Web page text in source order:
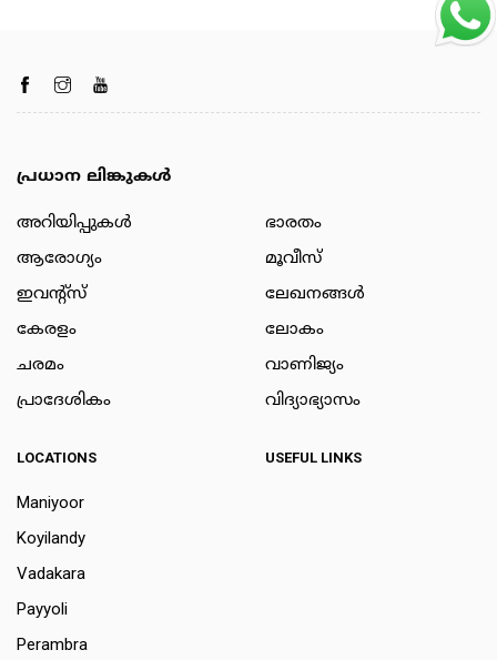
പ്രധാന ലിങ്കുകൾ
അറിയിപ്പുകള്‍
ആരോഗ്യം
ഇവന്റ്സ്
കേരളം
ചരമം
പ്രാദേശികം
ഭാരതം
മൂവീസ്
ലേഖനങ്ങള്‍
ലോകം
വാണിജ്യം
വിദ്യാഭ്യാസം
LOCATIONS
Maniyoor
Koyilandy
Vadakara
Payyoli
Perambra
USEFUL LINKS